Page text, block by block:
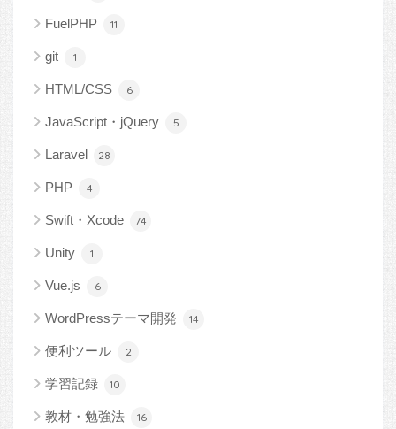
FuelPHP 11
git 1
HTML/CSS 6
JavaScript・jQuery 5
Laravel 28
PHP 4
Swift・Xcode 74
Unity 1
Vue.js 6
WordPressテーマ開発 14
便利ツール 2
学習記録 10
教材・勉強法 16